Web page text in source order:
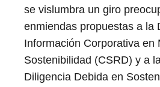
se vislumbra un giro
enmiendas propuestas a la
Información Corporativa en
Sostenibilidad (CSRD) y a
Diligencia Debida en